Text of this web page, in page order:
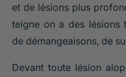
et de lésions plus
teigne on a des lésions
de démangeaisons, de
Devant toute lésion